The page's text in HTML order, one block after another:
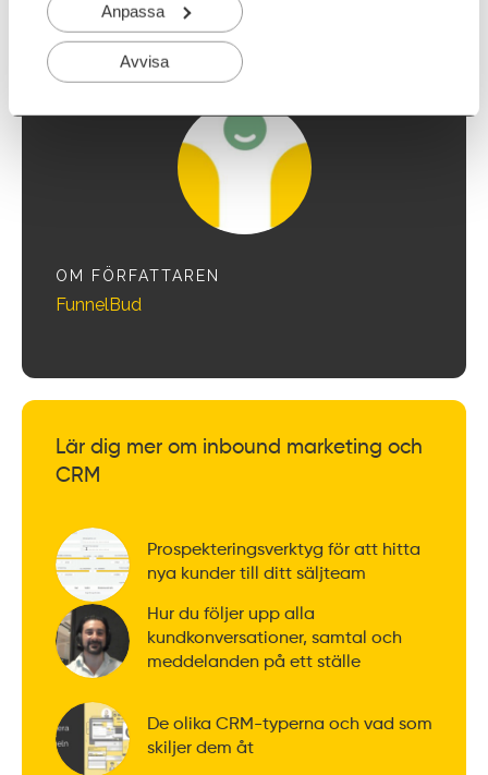
Anpassa
Avvisa
OM FÖRFATTAREN
FunnelBud
Lär dig mer om inbound marketing och
CRM
Prospekteringsverktyg för att hitta
nya kunder till ditt säljteam
Hur du följer upp alla
kundkonversationer, samtal och
meddelanden på ett ställe
De olika CRM-typerna och vad som
skiljer dem åt